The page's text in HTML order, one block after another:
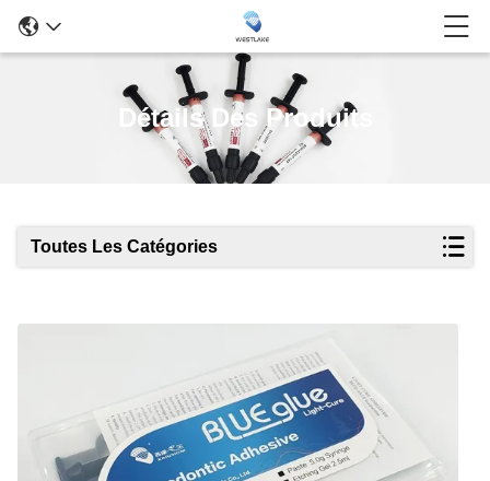
Détails Des Produits
Toutes Les Catégories